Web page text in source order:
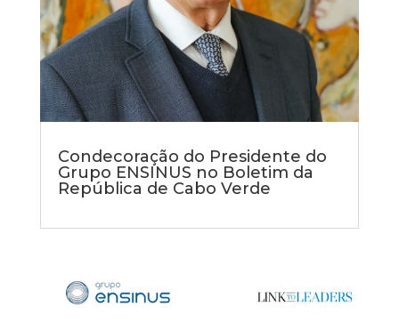
Condecoração do Presidente do
Grupo ENSINUS no Boletim da
República de Cabo Verde